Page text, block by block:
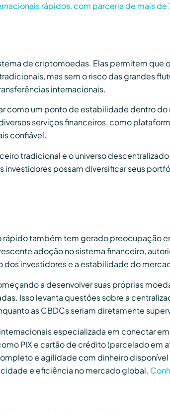
rápidos, com parceria de mais
de criptomoedas. Elas permitem que
mas sem o risco das grandes
internacionais.
como um ponto de estabilidade dentro
serviços financeiros, como
confiável.
tradicional e o universo
possam diversificar seus
também tem gerado preocupação
adoção no sistema financeiro,
investidores e a estabilidade do
a desenvolver suas próprias
Isso levanta questões sobre a
as CBDCs seriam diretamente
especializada em conectar
PIX e cartão de crédito (parcelado em
e agilidade com dinheiro disponível
e eficiência no mercado global.